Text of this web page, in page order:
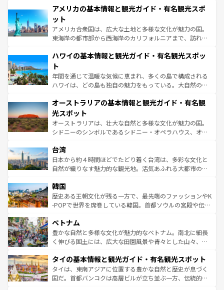
ンツ一覧を参照してほしい。
の建物がそのまま残る町や、スイスならではのユニークな
博物館もあり、アルプス観光だけでなく町歩きも満喫する
ことができる。国民の所得が高いため物価も高いが、旅行
者向けの交通パス提供のサービスもあり、うまく活用すれ
着のスイス情報はコンテンツ一覧を参照してほしい。
アメリカの基本情報と観光ガイド・有名観光スポ
ット
アメリカ合衆国は、広大な土地と多様な文化が魅力の国。
東海岸の都市部から西海岸のカリフォルニアまで、訪れる
のような巨大都市は、観光、ショッピング、エンターテイ
ンメントが詰まった刺激的なスポットだ。一方、アメリカ
西部には大自然が広がり、グランドキャニオンやイエロー
ストーン国立公園といった絶景が堪能できる。さらに、南
文化が魅力。旅行者はアメリカの各地域で異なる魅力を楽
しみながら、その多様性と豊かな歴史を感じることができ
るだろう。車でのロードトリップや列車の旅も、アメリカ
ならではの贅沢な旅のスタイルだ。 なお、新着のアメリカ
情報は コンテンツ一覧 を参照してほしい。
ハワイの基本情報と観光ガイド・有名観光スポッ
ト
年間を通じて温暖な気候に恵まれ、多くの島で構成される
ハワイは、どの島も独自の魅力をもっている。大自然の神
ワイ島は見逃せない。また、定番の観光地といえばオアフ
島だが、静かな自然を求めるならマウイ島やカウアイ島が
おすすめ。エメラルドグリーンに輝く海をはじめ、豊かな
文化や歴史が息づいている。「アロハスピリット」と呼ば
人々、おいしいローカルフードやハワイアンミュージッ
ク、伝統的なフラダンスなど、すべてがハワイの魅力を彩
っている。訪れるたびに新しい発見と感動が待っているハ
はコンテンツ一覧
オーストラリアの基本情報と観光ガイド・有名観
光スポット
オーストラリアは、壮大な自然と多様な文化が魅力の国。
シドニーのシンボルであるシドニー・オペラハウス、オー
リアリーフや大陸中央部にそびえるウルル（エアーズロッ
ク）、タスマニアの美しい原生林やケアンズの熱帯雨林な
ど、見どころがたくさん。また、カフェやワイン、オージ
いる。アクティビティも充実しており、サーフィンやダイ
ビング、ハイキングなど、アウトドア好きにはたまらな
い。オーストラリアの多彩な魅力を存分に味わいつくそ
参照してほしい。
台湾
日本から約４時間ほどでたどり着く台湾は、多彩な文化と
自然が織りなす魅力的な観光地。活気あふれる大都市の台
ン）、静ひつな山岳地帯である台湾東部など、都市の喧騒
と山間の静けさが共存しており、訪れる人に新しい発見と
驚きをもたらしてくれる。また、奥深い台湾の食文化も魅
容にもいいと評判のスイーツなど、バラエティ豊かな料理
が味わえる。 なお、新着の台湾情報は コンテンツ一覧を参
照してほしい。
韓国
歴史ある王朝文化が残る一方で、最先端のファッションやK
-POPで世界を席巻している韓国。首都ソウルの宮殿や伝統
き、地方に足を延ばせば四季折々の自然美を楽しむことが
できる。そして、キムチや焼肉、絶品のストリートフード
まで、さまざまな韓国料理が待っている。夜には、韓国な
リティに包まれながら、韓国の多彩な魅力を心ゆくまで味
わってみてほしい。 なお、新着の韓国情報はコンテンツ一
覧を参照してほしい。
ベトナム
豊かな自然と多様な文化が魅力的なベトナム。南北に細長
く伸びる国土には、広大な田園風景や青々とした山々、世
急速な発展と共に伝統が息づく。ハノイの古い町並みやホ
ーチミン市のフランス統治時代の建物も、独特の雰囲気を
醸し出している。また、バラエティの豊かさとおいしさで
タイの基本情報と観光ガイド・有名観光スポット
タイは、東南アジアに位置する豊かな自然と歴史が息づく
国だ。首都バンコクは高層ビルが立ち並ぶ一方、伝統的な